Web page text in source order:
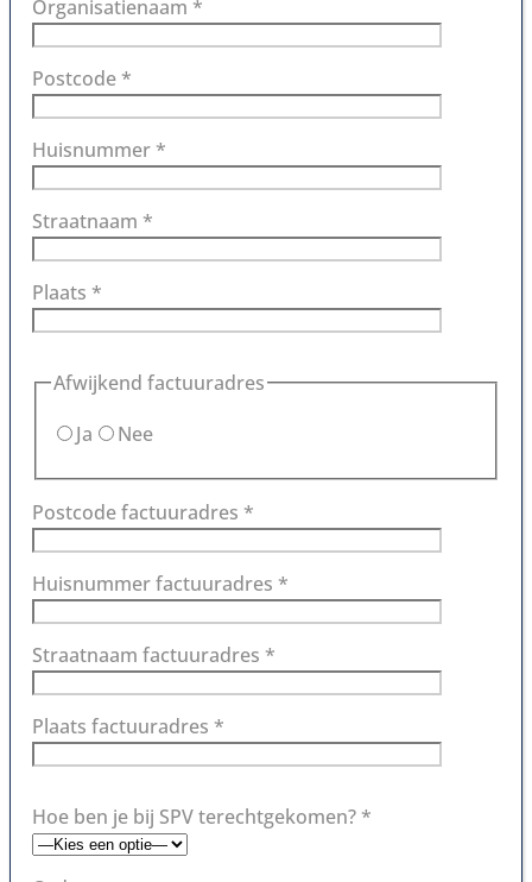
Organisatienaam *
Postcode *
Huisnummer *
Straatnaam *
Plaats *
Afwijkend factuuradres
Ja
Nee
Postcode factuuradres *
Huisnummer factuuradres *
Straatnaam factuuradres *
Plaats factuuradres *
Hoe ben je bij SPV terechtgekomen? *